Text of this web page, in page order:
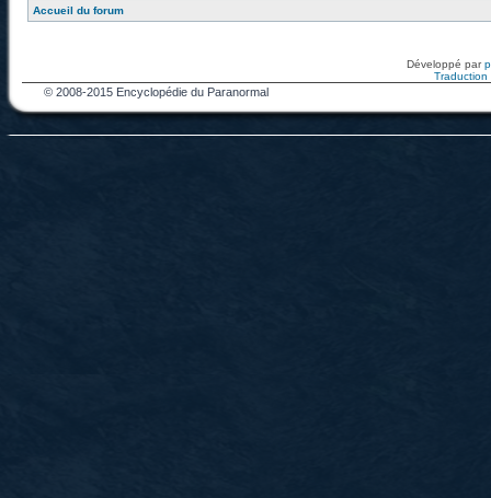
Accueil du forum
Développé par
Traduction
© 2008-2015 Encyclopédie du Paranormal